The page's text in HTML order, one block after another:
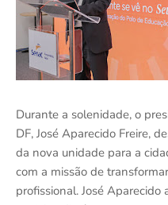
Durante a solenidade, o
DF, José Aparecido Freire,
da nova unidade para a
com a missão de
profissional. José Aparecido